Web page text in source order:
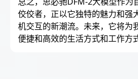
佼佼者，正以它独特的魅力和强
机交互的新潮流。未来，它将为
便捷和高效的生活方式和工作方